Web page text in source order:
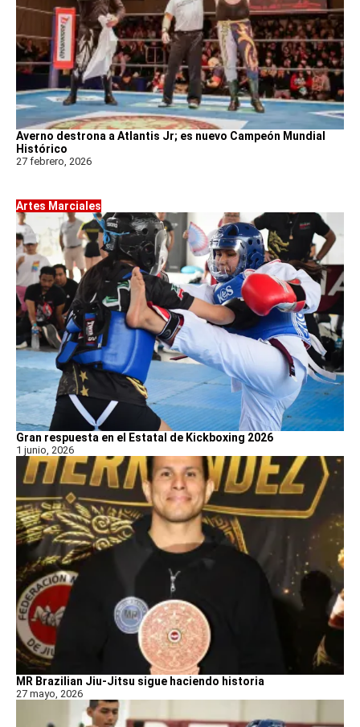
Averno destrona a Atlantis Jr; es nuevo Campeón Mundial
Histórico
27 febrero, 2026
Artes Marciales
Gran respuesta en el Estatal de Kickboxing 2026
1 junio, 2026
MR Brazilian Jiu-Jitsu sigue haciendo historia
27 mayo, 2026